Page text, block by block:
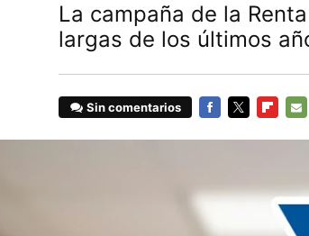
La campaña de la
largas de los últimos
Sin comentarios